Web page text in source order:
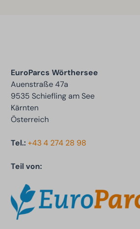
EuroParcs Wörthersee
Auenstraße 47a
9535 Schiefling am See
Kärnten
Österreich
Tel.:+43 4 274 28 98
Teil von: